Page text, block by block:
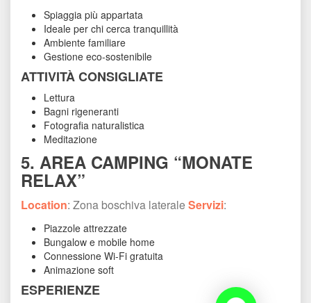
Spiaggia più appartata
Ideale per chi cerca tranquillità
Ambiente familiare
Gestione eco-sostenibile
ATTIVITÀ CONSIGLIATE
Lettura
Bagni rigeneranti
Fotografia naturalistica
Meditazione
5. AREA CAMPING “MONATE
RELAX”
Location: Zona boschiva laterale Servizi:
Piazzole attrezzate
Bungalow e mobile home
Connessione Wi-Fi gratuita
Animazione soft
ESPERIENZE